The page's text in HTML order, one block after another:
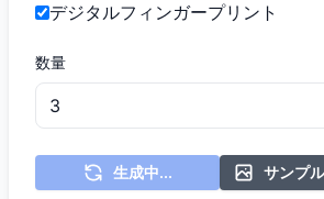
デジタルフィンガープリント
数量
生成中... サンプ